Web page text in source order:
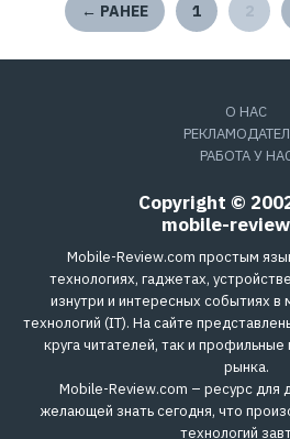
← РАНЕЕ 1
О НАС
РАБОТА У
Copyright ©
mobile-
Mobile-Review.com простым
технологиях, гаджетах,
изнутри и интересных событиях
технологий (IT). На сайте
круга читателей, так и
рынка.
Mobile-Review.com – ресурс для
желающей знать сегодня, что
технологий